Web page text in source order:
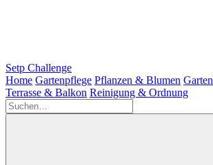
Setp Challenge
Home Gartenpflege Pflanzen & Blumen
Terrasse & Balkon Reinigung & Ordnung